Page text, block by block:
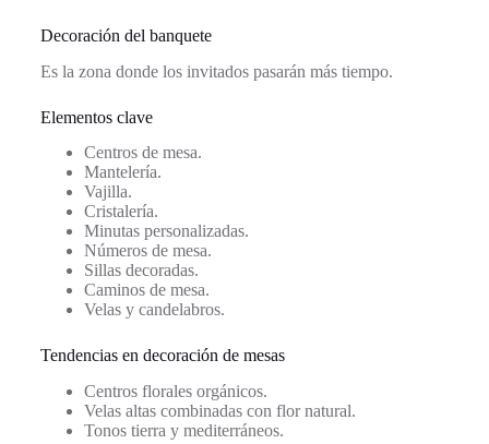
Decoración del banquete
Es la zona donde los invitados pasarán más tiempo.
Elementos clave
Centros de mesa.
Mantelería.
Vajilla.
Cristalería.
Minutas personalizadas.
Números de mesa.
Sillas decoradas.
Caminos de mesa.
Velas y candelabros.
Tendencias en decoración de mesas
Centros florales orgánicos.
Velas altas combinadas con flor natural.
Tonos tierra y mediterráneos.